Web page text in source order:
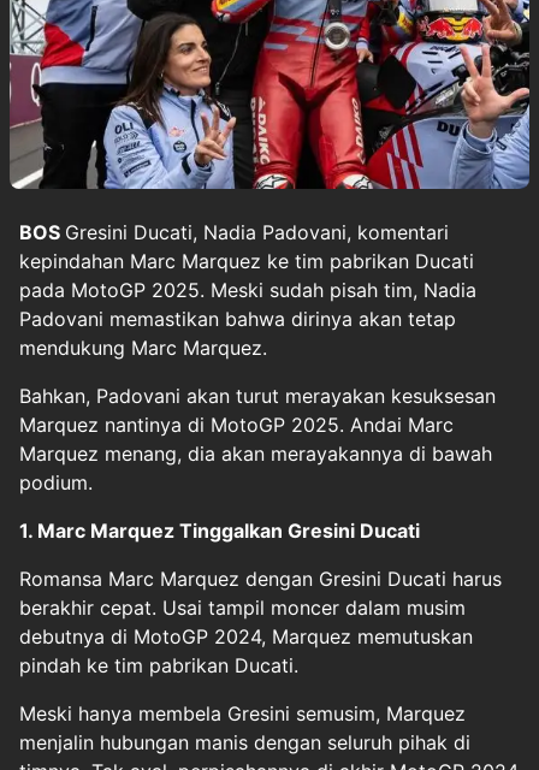
BOS Gresini Ducati, Nadia Padovani, komentari
kepindahan Marc Marquez ke tim pabrikan Ducati
pada MotoGP 2025. Meski sudah pisah tim, Nadia
Padovani memastikan bahwa dirinya akan tetap
mendukung Marc Marquez.
Bahkan, Padovani akan turut merayakan kesuksesan
Marquez nantinya di MotoGP 2025. Andai Marc
Marquez menang, dia akan merayakannya di bawah
podium.
1. Marc Marquez Tinggalkan Gresini Ducati
Romansa Marc Marquez dengan Gresini Ducati harus
berakhir cepat. Usai tampil moncer dalam musim
debutnya di MotoGP 2024, Marquez memutuskan
pindah ke tim pabrikan Ducati.
Meski hanya membela Gresini semusim, Marquez
menjalin hubungan manis dengan seluruh pihak di